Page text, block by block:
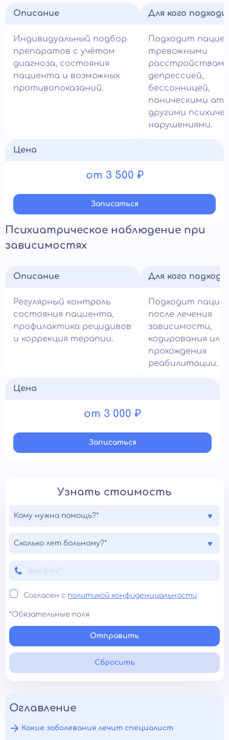
Описание
Индивидуальный подбор
препаратов с учётом
диагноза, состояния
пациента и возможных
противопоказаний.
Для кого
Подходит
тревожными
депрессией,
бессонницей,
паническими
другими
нарушениями.
Цена
от 3 500 ₽
Записатьcя
Психиатрическое наблюдение при
зависимостях
Описание
Регулярный контроль
состояния пациента,
профилактика рецидивов
и коррекция терапии.
Для кого
Подходит
после лечения
зависимости,
кодирования или
прохождения
реабилитации.
Цена
от 3 000 ₽
Записатьcя
Узнать стоимость
Кому нужна помощь?*
Сколько лет больному?*
Согласен с политикой конфиденциальности
*Обязательные поля
Отправить
Сбросить
Оглавление
Какие заболевания лечит специалист